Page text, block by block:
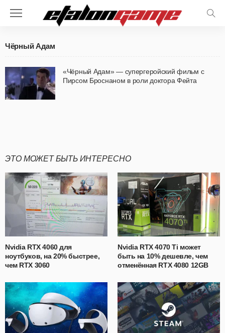
Чёрный Адам
«Чёрный Адам» — супергеройский фильм с
Пирсом Броснаном в роли доктора Фейта
ЭТО МОЖЕТ БЫТЬ ИНТЕРЕСНО
Nvidia RTX 4060 для
ноутбуков, на 20% быстрее,
чем RTX 3060
Nvidia RTX 4070 Ti может
быть на 10% дешевле, чем
отменённая RTX 4080 12GB